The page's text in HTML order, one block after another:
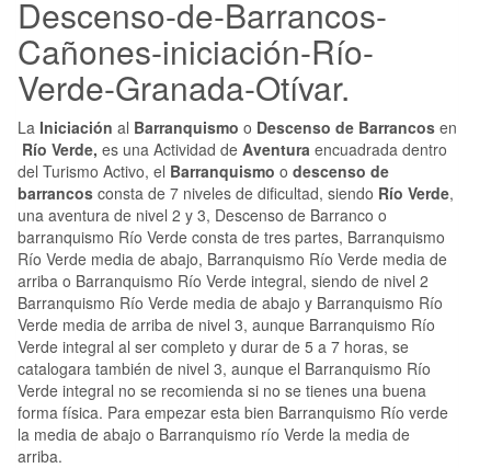
Descenso-de-Barrancos-
Cañones-iniciación-Río-
Verde-Granada-Otívar.
La Iniciación al Barranquismo o Descenso de Barrancos en
Río Verde, es una Actividad de Aventura encuadrada dentro
del Turismo Activo, el Barranquismo o descenso de
barrancos consta de 7 niveles de dificultad, siendo Río Verde,
una aventura de nivel 2 y 3, Descenso de Barranco o
barranquismo Río Verde consta de tres partes, Barranquismo
Río Verde media de abajo, Barranquismo Río Verde media de
arriba o Barranquismo Río Verde integral, siendo de nivel 2
Barranquismo Río Verde media de abajo y Barranquismo Río
Verde media de arriba de nivel 3, aunque Barranquismo Río
Verde integral al ser completo y durar de 5 a 7 horas, se
catalogara también de nivel 3, aunque el Barranquismo Río
Verde integral no se recomienda si no se tienes una buena
forma física. Para empezar esta bien Barranquismo Río verde
la media de abajo o Barranquismo río Verde la media de
arriba.